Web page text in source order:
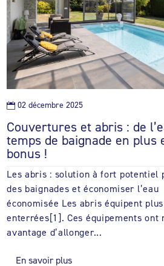
Couvertures et abris : de
temps de baignade en plus
bonus !
Les abris : solution à fort potentiel
des baignades et économiser l’eau
économisée Les abris équipent
enterrées[1]. Ces équipements ont
avantage d’allonger...
En savoir plus
 02 décembre 2025